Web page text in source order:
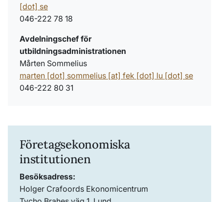
[dot] se
046-222 78 18
Avdelningschef för
utbildningsadministrationen
Mårten Sommelius
marten [dot] sommelius [at] fek [dot] lu [dot] se
046-222 80 31
Företagsekonomiska
institutionen
Besöksadress:
Holger Crafoords Ekonomicentrum